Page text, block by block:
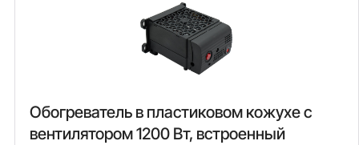
Обогреватель в пластиковом кожухе с
вентилятором 1200 Вт, встроенный